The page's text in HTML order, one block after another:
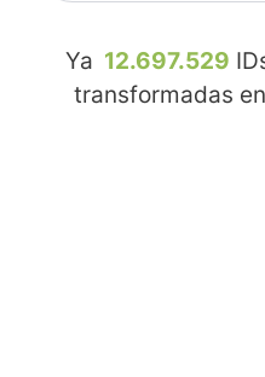
Ya 12.697.529
transformadas en